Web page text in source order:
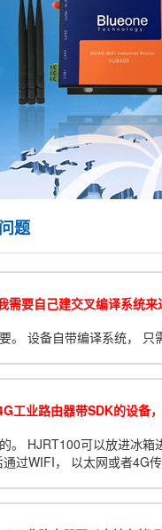
题
需要自己建交叉编译系统来
。 设备自带编译系统， 只
工业路由器带SDK的设备
。 HJRT100可以放进冰
过WIFI， 以太网或者4G